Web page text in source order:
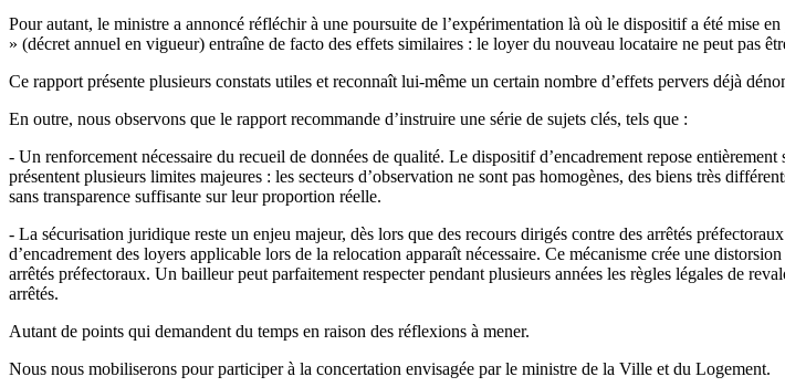
Pour autant, le ministre a annoncé réfléchir à une poursuite de l’expérimentation là où le dispositif a été mise
» (décret annuel en vigueur) entraîne de facto des effets similaires : le loyer du nouveau locataire ne peut pas
Ce rapport présente plusieurs constats utiles et reconnaît lui-même un certain nombre d’effets pervers déjà
En outre, nous observons que le rapport recommande d’instruire une série de sujets clés, tels que :
- Un renforcement nécessaire du recueil de données de qualité. Le dispositif d’encadrement repose
présentent plusieurs limites majeures : les secteurs d’observation ne sont pas homogènes, des biens très
sans transparence suffisante sur leur proportion réelle.
- La sécurisation juridique reste un enjeu majeur, dès lors que des recours dirigés contre des arrêtés
d’encadrement des loyers applicable lors de la relocation apparaît nécessaire. Ce mécanisme crée une
arrêtés préfectoraux. Un bailleur peut parfaitement respecter pendant plusieurs années les règles légales de
arrêtés.
Autant de points qui demandent du temps en raison des réflexions à mener.
Nous nous mobiliserons pour participer à la concertation envisagée par le ministre de la Ville et du Logement.